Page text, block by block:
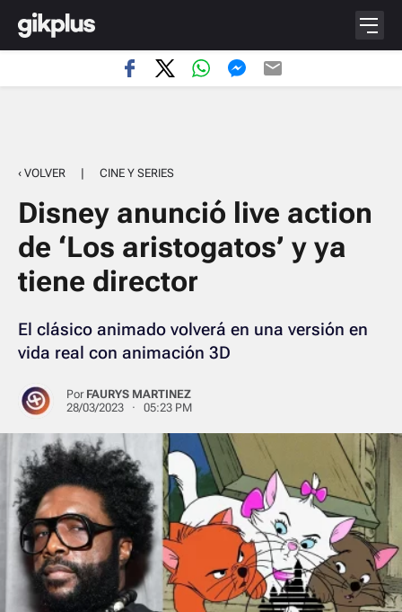
‹ VOLVER | CINE Y SERIES
Disney anunció live action
de ‘Los aristogatos’ y ya
tiene director
El clásico animado volverá en una versión en
vida real con animación 3D
Por FAURYS MARTINEZ
28/03/2023 · 05:23 PM